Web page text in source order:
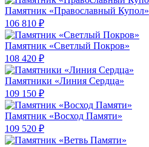
Памятник «Православный Купол»
106 810 ₽
Памятник «Светлый Покров»
108 420 ₽
Памятники «Линия Сердца»
109 150 ₽
Памятник «Восход Памяти»
109 520 ₽